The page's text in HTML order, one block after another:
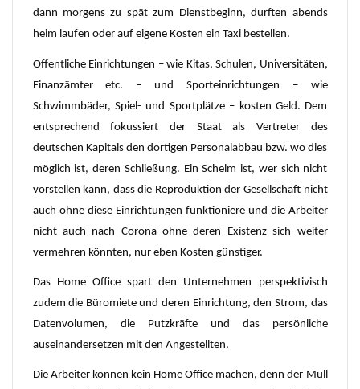
dann morgens zu spät zum Dienstbeginn, durften abends
heim laufen oder auf eigene Kosten ein Taxi bestellen.
Öffentliche Einrichtungen – wie Kitas, Schulen, Universitäten,
Finanzämter etc. – und Sporteinrichtungen – wie
Schwimmbäder, Spiel- und Sportplätze – kosten Geld. Dem
entsprechend fokussiert der Staat als Vertreter des
deutschen Kapitals den dortigen Personalabbau bzw. wo dies
möglich ist, deren Schließung. Ein Schelm ist, wer sich nicht
vorstellen kann, dass die Reproduktion der Gesellschaft nicht
auch ohne diese Einrichtungen funktioniere und die Arbeiter
nicht auch nach Corona ohne deren Existenz sich weiter
vermehren könnten, nur eben Kosten günstiger.
Das Home Office spart den Unternehmen perspektivisch
zudem die Büromiete und deren Einrichtung, den Strom, das
Datenvolumen, die Putzkräfte und das persönliche
auseinandersetzen mit den Angestellten.
Die Arbeiter können kein Home Office machen, denn der Müll